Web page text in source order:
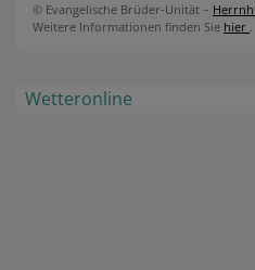
© Evangelische Brüder-Unität –
Weitere Informationen finden Sie hier .
Wetteronline